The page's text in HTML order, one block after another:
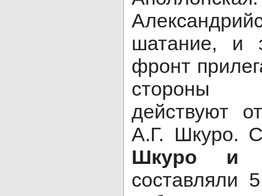
шатание, и
фронт
стороны
действуют
А.Г. Шкуро.
Шкуро и
составляли